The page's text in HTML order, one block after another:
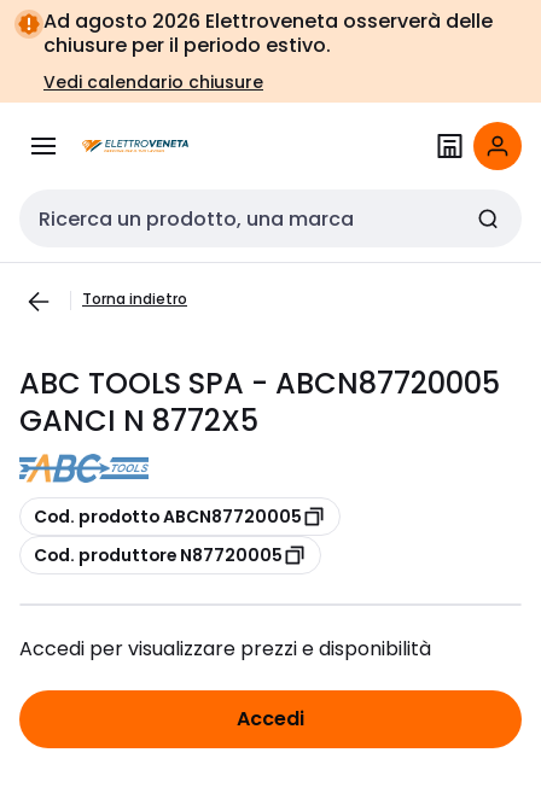
Vai alla
navigazione
Vai
alla
pagina
Ad agosto 2026 Elettroveneta osserverà delle
chiusure per il periodo estivo.
Vedi calendario chiusure
Cerca input
Torna indietro
ABC TOOLS SPA - ABCN87720005
GANCI N 8772X5
copia
Cod. prodotto ABCN87720005
copia
Cod. produttore N87720005
Accedi per visualizzare prezzi e disponibilità
Accedi